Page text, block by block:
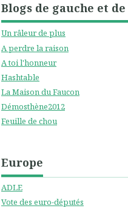
Blogs de gauche et
Un râleur de plus
A perdre la raison
A toi l'honneur
Hashtable
La Maison du Faucon
Démosthène2012
Feuille de chou
Europe
ADLE
Vote des euro-députés